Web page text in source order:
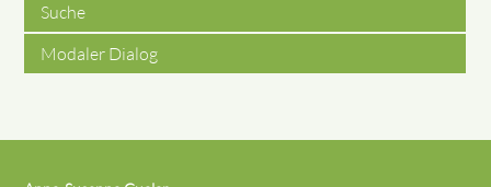
Suche
Modaler Dialog